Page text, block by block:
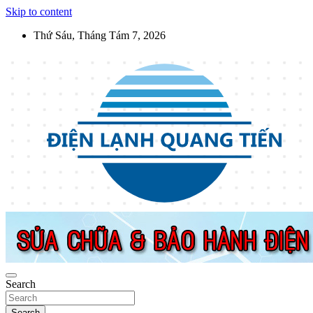
Skip to content
Thứ Sáu, Tháng Tám 7, 2026
Điện Lạnh Quang Tiến
Sửa chữa thiết bị điện lạnh, điện dân dụng, thiết bị nhà bếp tại Hà
Search